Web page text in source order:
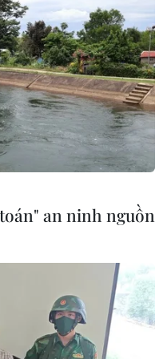
nói
kế
USD
cao bản
an ninh nguồn